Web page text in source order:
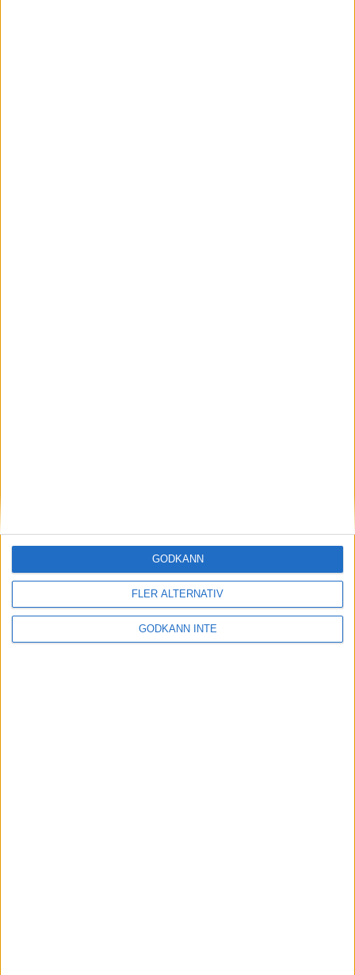
FLER ALTERNATIV
GODKÄNN INTE
GODKÄNN
Adress
Svenska Bowlingförbundet